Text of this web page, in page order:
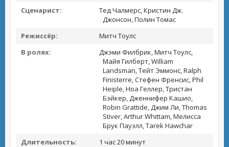
Сценарист:
Тед Чалмерс, Кристин Дж.
Джонсон, Полин Томас
Режиссёр:
Митч Тоулс
В ролях:
Джэми Филбрик, Митч Тоулс,
Майя Гилберт, William
Landsman, Тейт Эммонс, Ralph
Finisterre, Стефен Френсис, Phil
Heiple, Ноа Геллер, Тристан
Бэйкер, Дженнифер Кашио,
Robin Grattide, Джим Ли, Thomas
Stiver, Arthur Whittam, Мелисса
Брук Пауэлл, Tarek Hawchar
Длительность:
1 час 20 минут